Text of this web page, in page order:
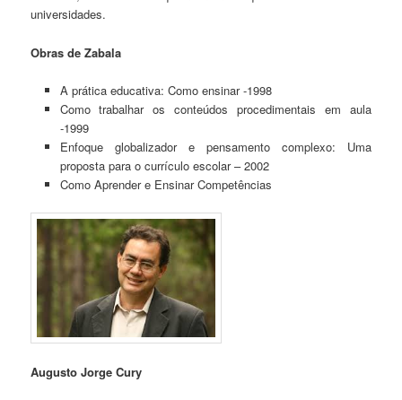
universidades.
Obras de Zabala
A prática educativa: Como ensinar -1998
Como trabalhar os conteúdos procedimentais em aula
-1999
Enfoque globalizador e pensamento complexo: Uma
proposta para o currículo escolar – 2002
Como Aprender e Ensinar Competências
Augusto Jorge Cury